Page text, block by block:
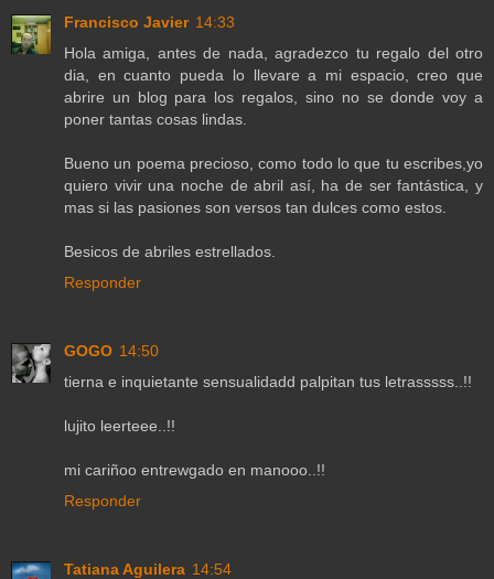
Francisco Javier 14:33
Hola amiga, antes de nada, agradezco tu regalo del otro
dia, en cuanto pueda lo llevare a mi espacio, creo que
abrire un blog para los regalos, sino no se donde voy a
poner tantas cosas lindas.
Bueno un poema precioso, como todo lo que tu escribes,yo
quiero vivir una noche de abril así, ha de ser fantástica, y
mas si las pasiones son versos tan dulces como estos.
Besicos de abriles estrellados.
Responder
GOGO 14:50
tierna e inquietante sensualidadd palpitan tus letrasssss..!!
lujito leerteee..!!
mi cariñoo entrewgado en manooo..!!
Responder
Tatiana Aguilera 14:54